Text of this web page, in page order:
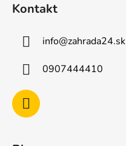
Kontakt
info@zahrada24.sk
0907444410